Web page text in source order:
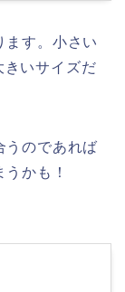
ます。小さい
いサイズだ
うのであれば
かも！